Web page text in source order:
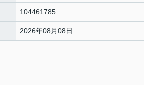
104461785
2026年08月08日